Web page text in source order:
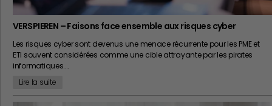
VERSPIEREN – Faisons face ensemble aux risques cyber
Les risques cyber sont devenus une menace récurrente pour les PME et
ETI souvent considérées comme une cible attrayante par les pirates
informatiques.…
Lire la suite